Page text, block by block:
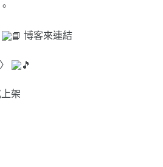
博客來連結
架